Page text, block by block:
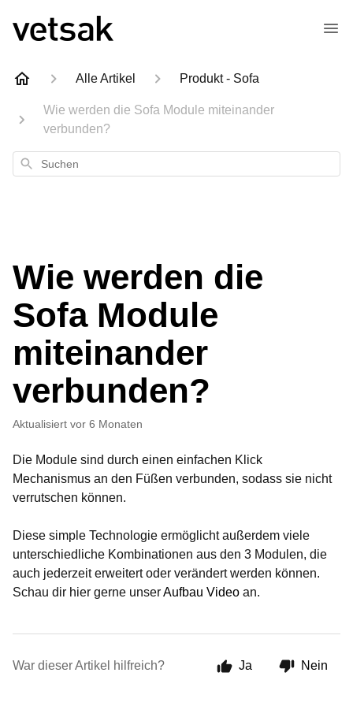
Alle Artikel Produkt - Sofa
Wie werden die Sofa Module miteinander
verbunden?
Suchen
Wie werden die
Sofa Module
miteinander
verbunden?
Aktualisiert vor 6 Monaten
Die Module sind durch einen einfachen Klick
Mechanismus an den Füßen verbunden, sodass sie nicht
verrutschen können.
Diese simple Technologie ermöglicht außerdem viele
unterschiedliche Kombinationen aus den 3 Modulen, die
auch jederzeit erweitert oder verändert werden können.
Schau dir hier gerne unserAufbau Video an.
War dieser Artikel hilfreich? Ja Nein